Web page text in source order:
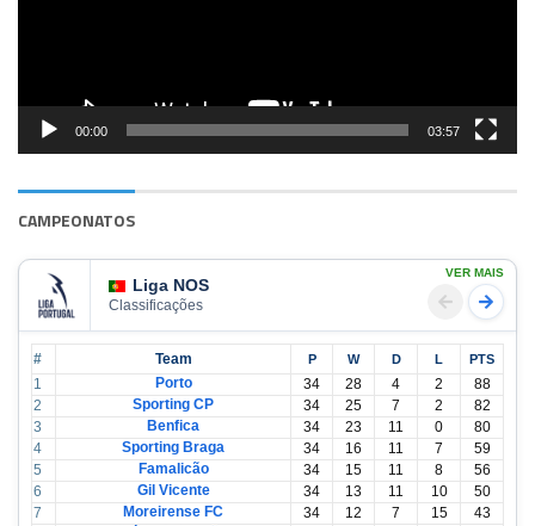
00:00 03:57
CAMPEONATOS
Liga NOS
Classificações
VER MAIS
# Team P W D L PTS
1 Porto 34 28 4 2
88
2
Sporting CP 34 25 7 2
82
3
Benfica 34 23 11 0
80
4
Sporting Braga 34 16 11 7
59
5
Famalicão 34 15 11 8
56
6
Gil Vicente 34 13 11 10
50
7
Moreirense FC 34 12 7 15
43